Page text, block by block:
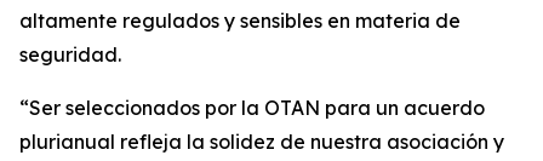
altamente regulados y sensibles en materia de
seguridad.
“Ser seleccionados por la OTAN para un acuerdo
plurianual refleja la solidez de nuestra asociación y